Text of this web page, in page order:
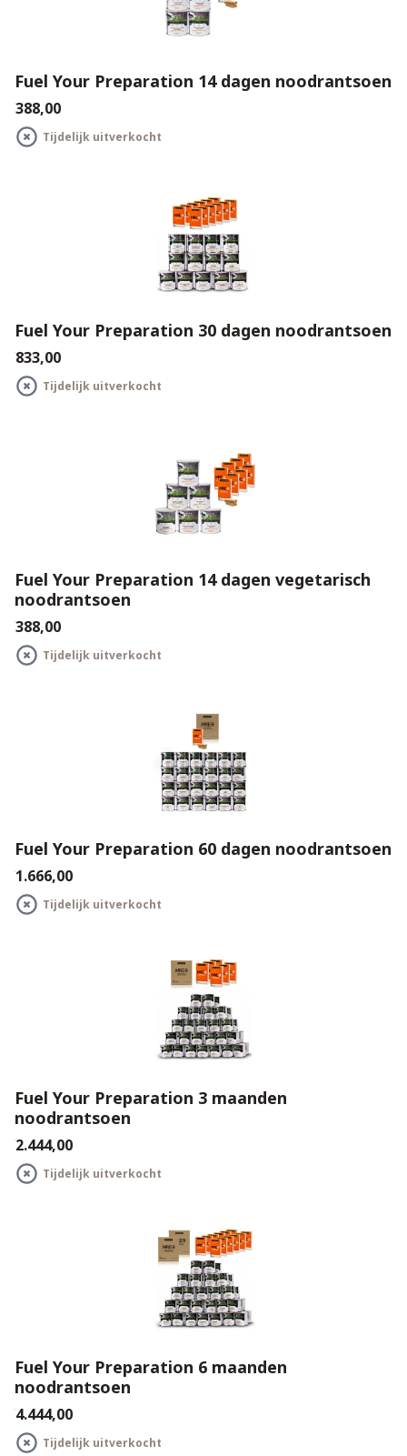
Fuel Your Preparation 14 dagen noodrantsoen
€388,00
Tijdelijk uitverkocht
Fuel Your Preparation 30 dagen noodrantsoen
€833,00
Tijdelijk uitverkocht
Fuel Your Preparation 14 dagen vegetarisch
noodrantsoen
€388,00
Tijdelijk uitverkocht
Fuel Your Preparation 60 dagen noodrantsoen
€1.666,00
Tijdelijk uitverkocht
Fuel Your Preparation 3 maanden
noodrantsoen
€2.444,00
Tijdelijk uitverkocht
Fuel Your Preparation 6 maanden
noodrantsoen
€4.444,00
Tijdelijk uitverkocht